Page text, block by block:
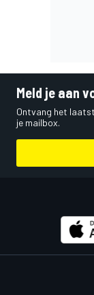
Meld je aan
Ontvang het
je mailbox.